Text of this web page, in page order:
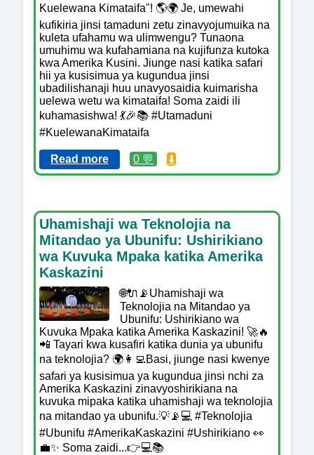
Kuelewana Kimataifa"! 🌎🌍 Je, umewahi
kufikiria jinsi tamaduni zetu zinavyojumuika na
kuleta ufahamu wa ulimwengu? Tunaona
umuhimu wa kufahamiana na kujifunza kutoka
kwa Amerika Kusini. Jiunge nasi katika safari
hii ya kusisimua ya kugundua jinsi
ubadilishanaji huu unavyosaidia kuimarisha
uelewa wetu wa kimataifa! Soma zaidi ili
kuhamasishwa! 💃🎉📚 #Utamaduni
#KuelewanaKimataifa
Read more 0 💬 ⬇️
Uhamishaji wa Teknolojia na
Mitandao ya Ubunifu: Ushirikiano
wa Kuvuka Mpaka katika Amerika
Kaskazini
🌐🔌📡Uhamishaji wa
Teknolojia na Mitandao ya
Ubunifu: Ushirikiano wa
Kuvuka Mpaka katika Amerika Kaskazini! 🚀🔥
📲 Tayari kwa kusafiri katika dunia ya ubunifu
na teknolojia? 🌍👩‍💻Basi, jiunge nasi kwenye
safari ya kusisimua ya kugundua jinsi nchi za
Amerika Kaskazini zinavyoshirikiana na
kuvuka mipaka katika uhamishaji wa teknolojia
na mitandao ya ubunifu.💡📡💻 #Teknolojia
#Ubunifu #AmerikaKaskazini #Ushirikiano 👀
💼✨ Soma zaidi...👉💻📚